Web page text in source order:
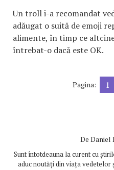
Un troll i-a recomandat
adăugat o suită de emoji
alimente, în timp ce
întrebat-o dacă este OK.
Pagina: 1
De Daniel
Sunt întotdeauna la curent cu
aduc noutăți din viața